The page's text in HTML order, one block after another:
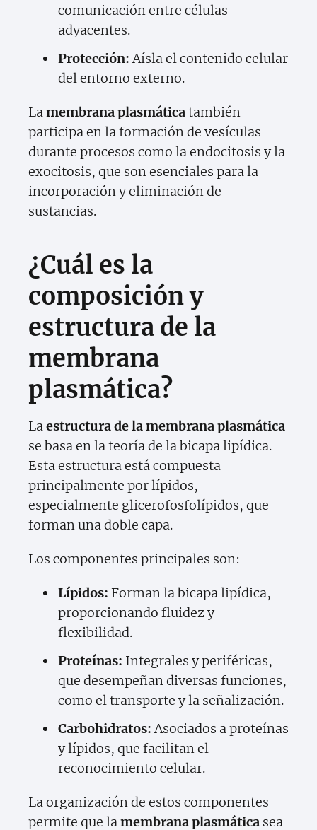
comunicación entre células
adyacentes.
Protección:Aísla el contenido celular
del entorno externo.
Lamembrana plasmáticatambién
participa en la formación de vesículas
durante procesos como la endocitosis y la
exocitosis, que son esenciales para la
incorporación y eliminación de
sustancias.
¿Cuál es la
composición y
estructura de la
membrana
plasmática?
Laestructura de la membrana plasmática
se basa en la teoría de la bicapa lipídica.
Esta estructura está compuesta
principalmente por lípidos,
especialmente glicerofosfolípidos, que
forman una doble capa.
Los componentes principales son:
Lípidos: Forman la bicapa lipídica,
proporcionando fluidez y
flexibilidad.
Proteínas: Integrales y periféricas,
que desempeñan diversas funciones,
como el transporte y la señalización.
Carbohidratos:Asociados a proteínas
y lípidos, que facilitan el
reconocimiento celular.
La organización de estos componentes
permite que lamembrana plasmática sea